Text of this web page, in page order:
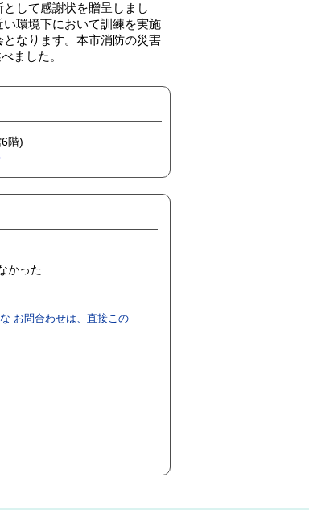
して感謝状を贈呈しまし
環境下において訓練を実施
なります。本市消防の災害
ました。
階)
かった
お問合わせは、直接この